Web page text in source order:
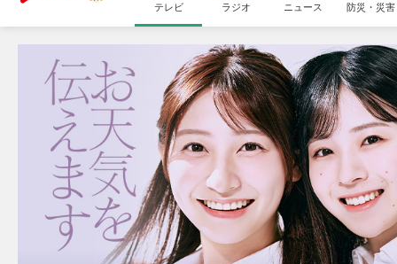
ＳＴＶ札
幌テレビ
ュ
テレビ ラジオ ニュース 防災・災害